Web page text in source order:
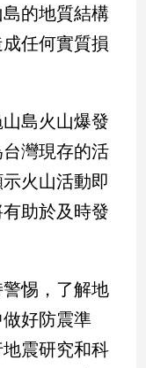
的地質結構
任何實質損
島火山爆發
灣現存的活
火山活動即
助於及時發
惕，了解地
好防震準
震研究和科